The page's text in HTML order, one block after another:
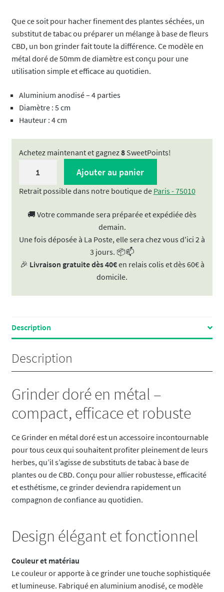
Que ce soit pour hacher finement des plantes séchées, un
substitut de tabac ou préparer un mélange à base de fleurs
CBD, un bon grinder fait toute la différence. Ce modèle en
métal doré de 50mm de diamètre est conçu pour une
utilisation simple et efficace au quotidien.
Aluminium anodisé – 4 parties
Diamètre : 5 cm
Hauteur : 4 cm
Achetez maintenant et gagnez8SweetPoints!
Grinder
-
50mm
Ajouter au panier
Retrait possible dans notre boutique de Paris - 75010
🚚 Votre commande sera préparée et expédiée dès
demain.
Une fois déposée à La Poste, elle sera chez vous d'ici 2 à
3 jours. 📦📫
🎉 Livraison gratuite dès 40€en relais colis et dès 60€ à
domicile.
Description
Description
Grinder doré en métal –
compact, efficace et robuste
Ce Grinder en métal doré est un accessoire incontournable
pour tous ceux qui souhaitent profiter pleinement de leurs
herbes, qu’il s’agisse de substituts de tabac à base de
plantes ou de CBD. Conçu pour allier robustesse, efficacité
et esthétisme, ce grinder deviendra rapidement un
compagnon de confiance au quotidien.
Design élégant et fonctionnel
Couleur et matériau
Le couleur or apporte à ce grinder une touche sophistiquée
et lumineuse. Fabriqué en aluminium anodisé, ce modèle